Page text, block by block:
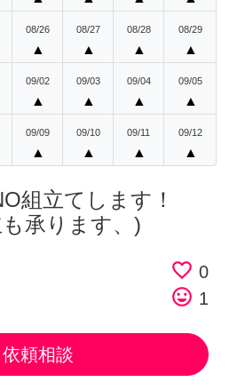
08/26
▲
08/27
▲
08/28
▲
08/29
▲
09/02
▲
09/03
▲
09/04
▲
09/05
▲
09/09
▲
09/10
▲
09/11
▲
09/12
▲
組立てします！
承ります、)
favorite_border 0
tag_faces 1
依頼相談